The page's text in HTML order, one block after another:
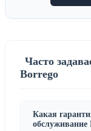
Часто
Borrego
Какая
обслуживание